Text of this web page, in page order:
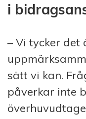
i
– Vi tycker
sätt vi kan.
påverkar inte